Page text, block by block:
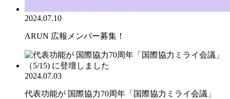
2024.07.10
ARUN 広報メンバー募集！
2024.07.03
代表功能が 国際協力70周年「国際協力ミライ会議」